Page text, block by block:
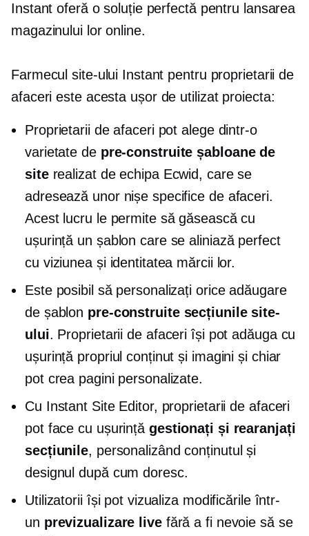
Instant oferă o soluție perfectă pentru lansarea
magazinului lor online.
Farmecul site-ului Instant pentru proprietarii de
afaceri este acesta ușor de utilizatproiecta:
Proprietarii de afaceri pot alege dintr-o
varietate de pre-construite șabloane de
siterealizat de echipa Ecwid, care se
adresează unor nișe specifice de afaceri.
Acest lucru le permite să găsească cu
ușurință un șablon care se aliniază perfect
cu viziunea și identitatea mărcii lor.
Este posibil să personalizați orice adăugare
de șablon pre-construitesecțiunile site-
ului. Proprietarii de afaceri își pot adăuga cu
ușurință propriul conținut și imagini și chiar
pot crea pagini personalizate.
Cu Instant Site Editor, proprietarii de afaceri
pot face cu ușurință gestionați și rearanjați
secțiunile, personalizând conținutul și
designul după cum doresc.
Utilizatorii își pot vizualiza modificările într-
un previzualizare livefără a fi nevoie să se